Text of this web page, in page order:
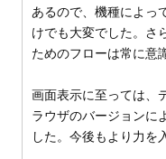
あるので、機種によっ
けでも大変でした。さ
ためのフローは常に意
画面表示に至っては、
ラウザのバージョンに
した。今後もより力を